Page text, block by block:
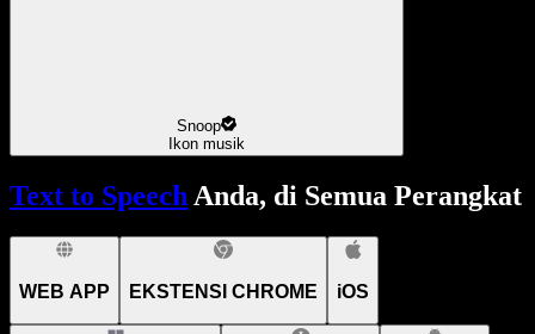
Snoop
Ikon musik
Text to SpeechAnda, di Semua Perangkat
WEB APP EKSTENSI CHROME iOS